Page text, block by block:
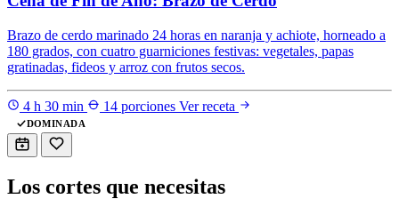
Brazo de cerdo marinado 24 horas en naranja y achiote, horneado a
180 grados, con cuatro guarniciones festivas: vegetales, papas
gratinadas, fideos y arroz con frutos secos.
4 h 30 min 14 porciones Ver receta
DOMINADA
Los cortes que necesitas